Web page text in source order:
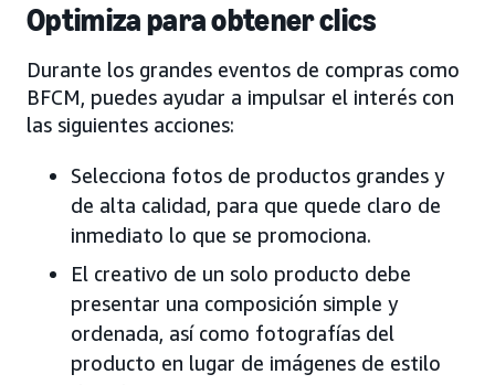
Optimiza para obtener clics
Durante los grandes eventos de compras como
BFCM, puedes ayudar a impulsar el interés con
las siguientes acciones:
Selecciona fotos de productos grandes y
de alta calidad, para que quede claro de
inmediato lo que se promociona.
El creativo de un solo producto debe
presentar una composición simple y
ordenada, así como fotografías del
producto en lugar de imágenes de estilo